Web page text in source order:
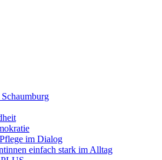
im Dialog
einfach stark im Alltag